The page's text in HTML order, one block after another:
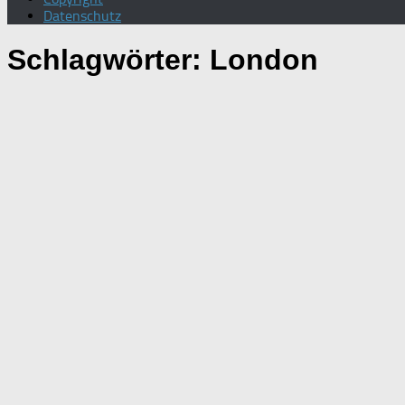
Datenschutz
Schlagwörter: London